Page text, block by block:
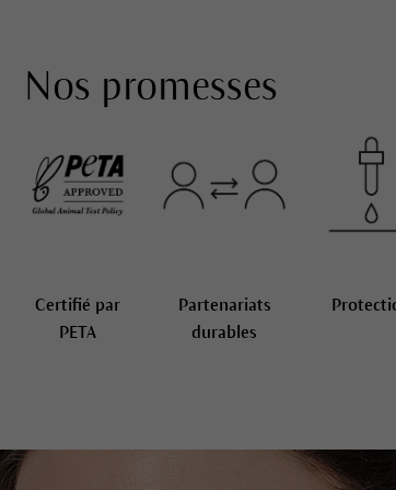
Nos promesses
Certifié par
PETA
Partenariats
durables